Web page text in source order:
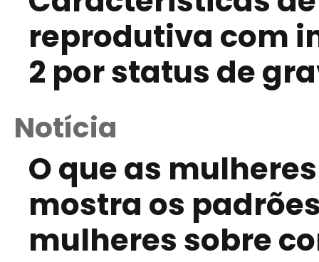
reprodutiva com
2 por status de
Notícia
O que as
mostra os
mulheres sobre